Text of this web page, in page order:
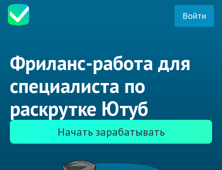
Войти
Фриланс-работа для
специалиста по
раскрутке Ютуб
Начать зарабатывать